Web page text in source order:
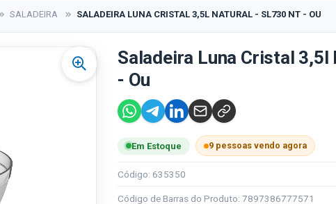
SALADEIRA SALADEIRA LUNA CRISTAL 3,5L NATURAL - SL730 NT - OU
Saladeira Luna Cristal
- Ou
Em Estoque 9 pessoas vendo agora
Código: 635350
Código de Barras do Produto: 7897386777571